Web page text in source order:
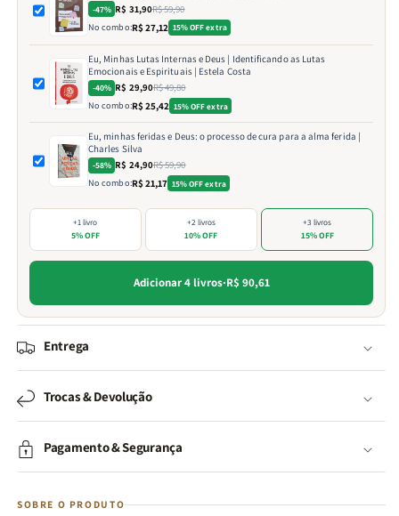
-47% R$ 31,90R$ 59,90
No combo:R$ 27,12 15% OFF extra
Eu, Minhas Lutas Internas e Deus | Identificando as Lutas
Emocionais e Espirituais | Estela Costa
-40% R$ 29,90R$ 49,80
No combo:R$ 25,42 15% OFF extra
Eu, minhas feridas e Deus: o processo de cura para a alma ferida |
Charles Silva
-58% R$ 24,90R$ 59,90
No combo:R$ 21,17 15% OFF extra
+1 livro
5% OFF
+2 livros
10% OFF
+3 livros
15% OFF
Adicionar 4 livros·R$ 90,61
Entrega
Trocas & Devolução
Pagamento & Segurança
SOBRE O PRODUTO